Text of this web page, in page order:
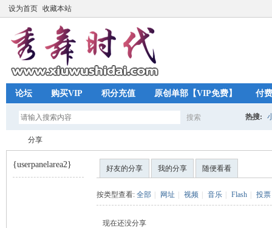
设为首页 收藏本站
论坛 购买VIP 积分充值 原创单部【VIP免费】 付
搜索 热搜:
分享
{userpanelarea2} 好友的分享 我的分享 随便看看
按类型查看: 全部 网址 视频 音乐 Flash 投票
现在还没分享